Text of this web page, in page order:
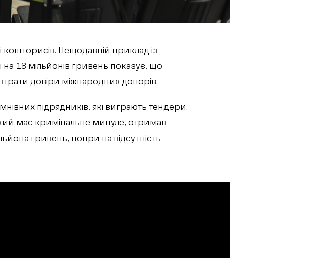
Нещодавній приклад із
на 18 мільйонів гривень показує, що
довіри міжнародних донорів.
підрядників, які виграють тендери.
має кримінальне минуле, отримав
гривень, попри на відсутність